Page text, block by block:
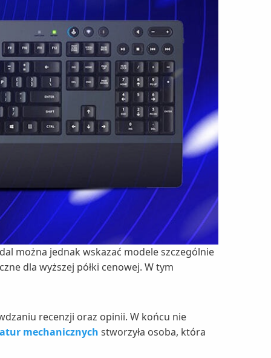
można jednak wskazać modele szczególnie
dla wyższej półki cenowej. W tym
recenzji oraz opinii. W końcu nie
mechanicznych stworzyła osoba, która